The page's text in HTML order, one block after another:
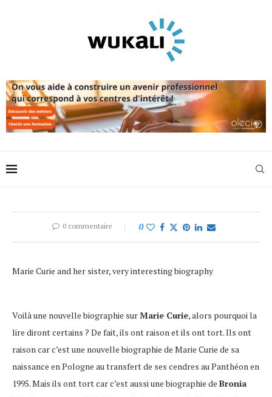
0 commentaire 0
Marie Curie and her sister, very interesting biography
Voilà une nouvelle biographie sur Marie Curie, alors pourquoi la
lire diront certains ? De fait, ils ont raison et ils ont tort. Ils ont
raison car c’est une nouvelle biographie de Marie Curie de sa
naissance en Pologne au transfert de ses cendres au Panthéon en
1995. Mais ils ont tort car c’est aussi une biographie de Bronia